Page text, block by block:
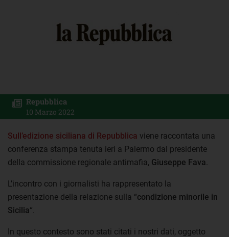
Repubblica
10 Marzo 2022
Sull’edizione siciliana di Repubblica viene raccontata una
conferenza stampa tenuta ieri a Palermo dal presidente
della commissione regionale antimafia, Giuseppe Fava
L’incontro con i giornalisti ha rappresentato la
presentazione della relazione sulla “condizione minorile in
Sicilia“.
In questo contesto sono stati citati i nostri dati, oggetto